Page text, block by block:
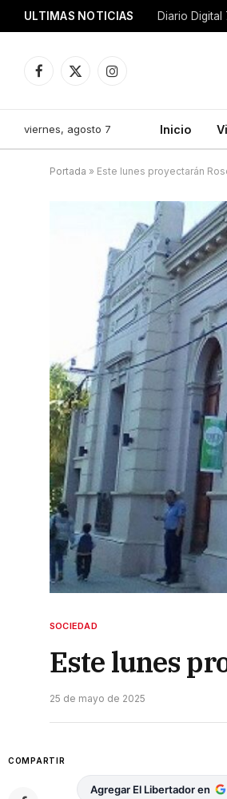
ULTIMAS NOTICIAS Diario
Facebook
X
Instagram
viernes, agosto 7 Inicio
Portada » Este lunes proyectarán
SOCIEDAD
Este lunes
25 de mayo de 2025
COMPARTIR
Agregar El Libertador en